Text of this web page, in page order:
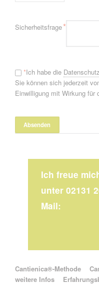
Pflichtfeld
Sicherheitsfrage*
*Ich habe die
Sie können sich jederzeit
Einwilligung mit Wirkung für
Ich freue
unter 02131
Mail:
Navigation überspringen
Cantienica®-Methode
weitere Infos